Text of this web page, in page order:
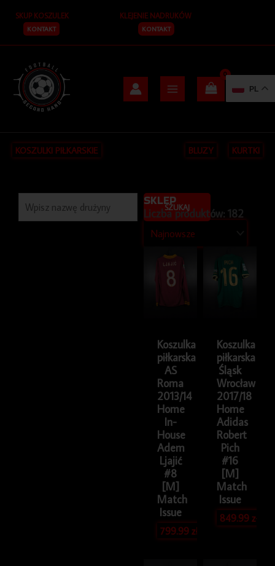
treści
SKUP KOSZULEK
KONTAKT
KLEJENIE NADRUKÓW
KONTAKT
KOSZULKI PIŁKARSKIE BLUZY KURTKI
SZUKAJ
SKLEP
Liczba produktów: 182
Koszulka
piłkarska
AS
Roma
2013/14
Home
In-
House
Adem
Ljajić
#8
[M]
Match
Issue
799.99zł
Koszulka
piłkarska
Śląsk
Wrocław
2017/18
Home
Adidas
Robert
Pich
#16
[M]
Match
Issue
849.99zł
PL